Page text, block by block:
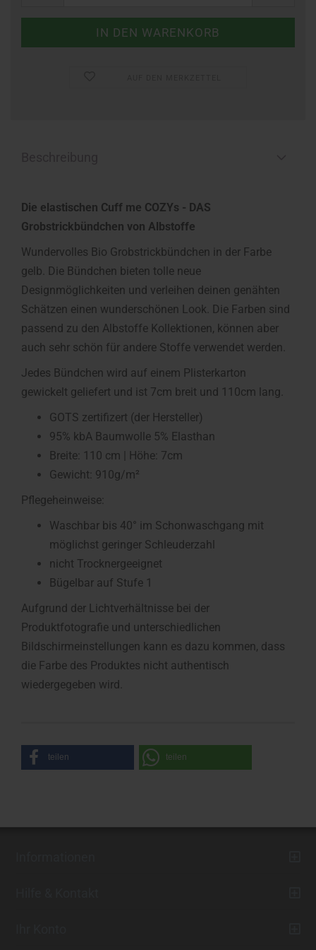
Die elastischen Cuff me COZYs - DAS
Grobstrickbündchen von Albstoffe
Wundervolles Bio Grobstrickbündchen in der Farbe
gelb. Die Bündchen bieten tolle neue
Designmöglichkeiten und verleihen deinen genähten
Schätzen einen wunderschönen Look. Die Farben sind
passend zu den Albstoffe Kollektionen, können aber
auch sehr schön für andere Stoffe verwendet werden.
Jedes Bündchen wird auf einem Plisterkarton
gewickelt geliefert und ist 7cm breit und 110cm lang.
GOTS zertifizert (der Hersteller)
95% kbA Baumwolle 5% Elasthan
Breite: 110 cm | Höhe: 7cm
Gewicht: 910g/m²
Pflegeheinweise:
Waschbar bis 40° im Schonwaschgang mit
möglichst geringer Schleuderzahl
nicht Trocknergeeignet
Bügelbar auf Stufe 1
Aufgrund der Lichtverhältnisse bei der
Produktfotografie und unterschiedlichen
Bildschirmeinstellungen kann es dazu kommen, dass
die Farbe des Produktes nicht authentisch
wiedergegeben wird.
teilen teilen